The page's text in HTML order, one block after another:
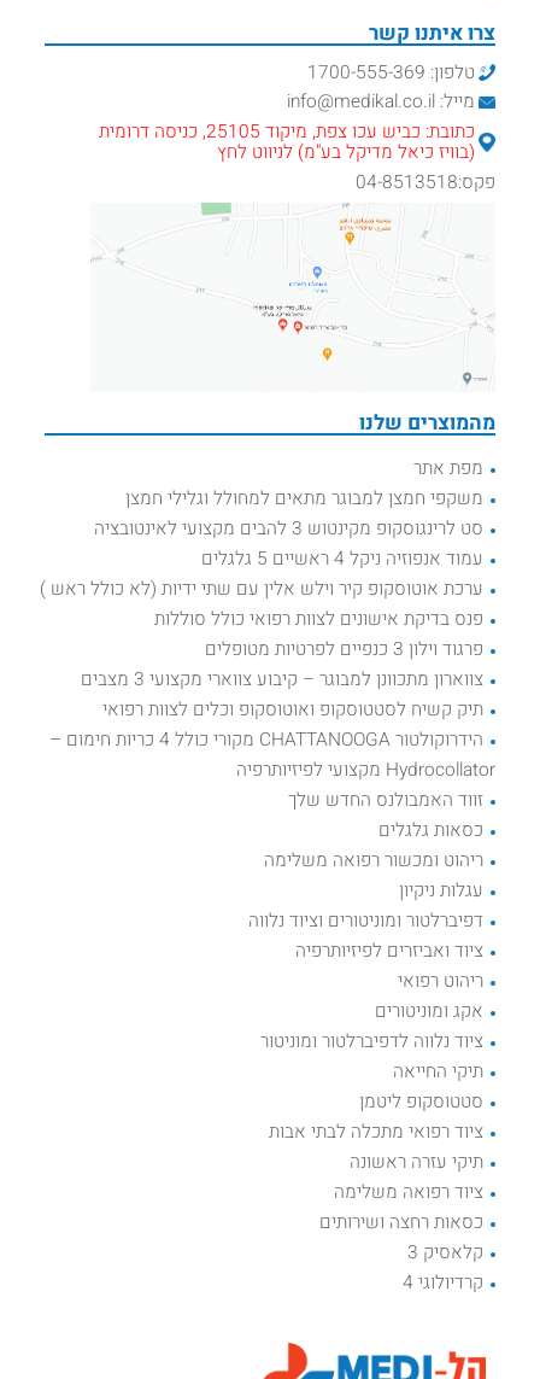
מהמוצרים שלנו
מפת אתר
משקפי חמצן למבוגר מתאים למחולל וגלילי חמצן
סט לרינגוסקופ מקינטוש 3 להבים מקצועי לאינטובציה
עמוד אנפוזיה ניקל 4 ראשיים 5 גלגלים
ערכת אוטוסקופ קיר וילש אלין עם שתי ידיות (לא כולל ראש )
פנס בדיקת אישונים לצוות רפואי כולל סוללות
פרגוד וילון 3 כנפיים לפרטיות מטופלים
צווארון מתכוונן למבוגר – קיבוע צווארי מקצועי 3 מצבים
תיק קשיח לסטטוסקופ ואוטוסקופ וכלים לצוות רפואי
הידרוקולטור CHATTANOOGA מקורי כולל 4 כריות חימום –
Hydrocollator מקצועי לפיזיותרפיה
זווד האמבולנס החדש שלך
כסאות גלגלים
ריהוט ומכשור רפואה משלימה
עגלות ניקיון
דפיברלטור ומוניטורים וציוד נלווה
ציוד ואביזרים לפיזיותרפיה
ריהוט רפואי
אקג ומוניטורים
ציוד נלווה לדפיברלטור ומוניטור
תיקי החייאה
סטטוסקופ ליטמן
ציוד רפואי מתכלה לבתי אבות
תיקי עזרה ראשונה
ציוד רפואה משלימה
כסאות רחצה ושירותים
קלאסיק 3
קרדיולוגי 4
צרו איתנו קשר
טלפון: 1700-555-369
מייל: info@medikal.co.il
כתובת: כביש עכו צפת, מיקוד 25105, כניסה דרומית
(בוויז כיאל מדיקל בע"מ) לניווט לחץ
פקס:04-8513518